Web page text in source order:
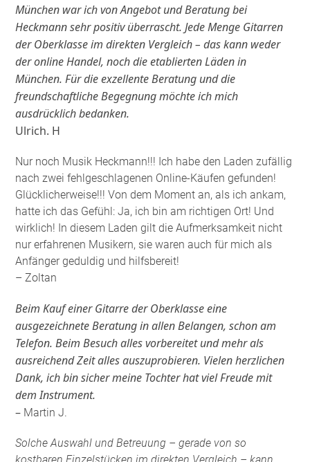
München war ich von Angebot und Beratung bei
Heckmann sehr positiv überrascht. Jede Menge Gitarren
der Oberklasse im direkten Vergleich – das kann weder
der online Handel, noch die etablierten Läden in
München. Für die exzellente Beratung und die
freundschaftliche Begegnung möchte ich mich
ausdrücklich bedanken.
Ulrich. H
Nur noch Musik Heckmann!!! Ich habe den Laden zufällig
nach zwei fehlgeschlagenen Online-Käufen gefunden!
Glücklicherweise!!! Von dem Moment an, als ich ankam,
hatte ich das Gefühl: Ja, ich bin am richtigen Ort! Und
wirklich! In diesem Laden gilt die Aufmerksamkeit nicht
nur erfahrenen Musikern, sie waren auch für mich als
Anfänger geduldig und hilfsbereit!
– Zoltan
Beim Kauf einer Gitarre der Oberklasse eine
ausgezeichnete Beratung in allen Belangen, schon am
Telefon. Beim Besuch alles vorbereitet und mehr als
ausreichend Zeit alles auszuprobieren. Vielen herzlichen
Dank, ich bin sicher meine Tochter hat viel Freude mit
dem Instrument.
– Martin J.
Solche Auswahl und Betreuung – gerade von so